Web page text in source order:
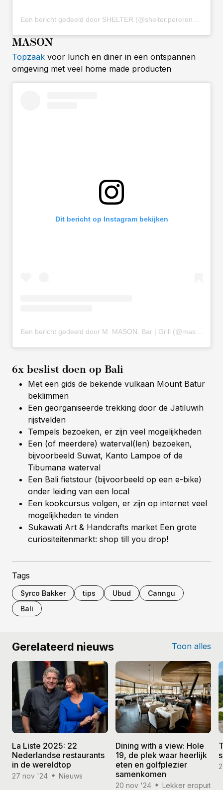
MASON
Topzaak voor lunch en diner in een ontspannen
omgeving met veel home made producten
Dit bericht op Instagram bekijken
Een bericht gedeeld door M. MASON. Bar | Grill (@mason.bali)
6x beslist doen op Bali
Met een gids de bekende vulkaan Mount Batur
beklimmen
Een georganiseerde trekking door de Jatiluwih
rijstvelden
Tempels bezoeken, er zijn veel mogelijkheden
Een (of meerdere) waterval(len) bezoeken,
bijvoorbeeld Suwat, Kanto Lampoe of de
Tibumana waterval
Een Bali fietstour (bijvoorbeeld op een e-bike)
onder leiding van een local
Een kookcursus volgen, er zijn op internet veel
mogelijkheden te vinden
Sukawati Art & Handcrafts market Een grote
curiositeitenmarkt: shop till you drop!
Tags
Syrco Bakker tips Ubud
Canngu
Bali
Gerelateerd nieuws Toon alles
La Liste 2025: 22
Nederlandse restaurants
in de wereldtop
27 nov '24 Nieuws
Dining with a view: Hole
19, de plek waar heerlijk
eten en golfplezier
samenkomen
20 nov '24 Lekker eropuit